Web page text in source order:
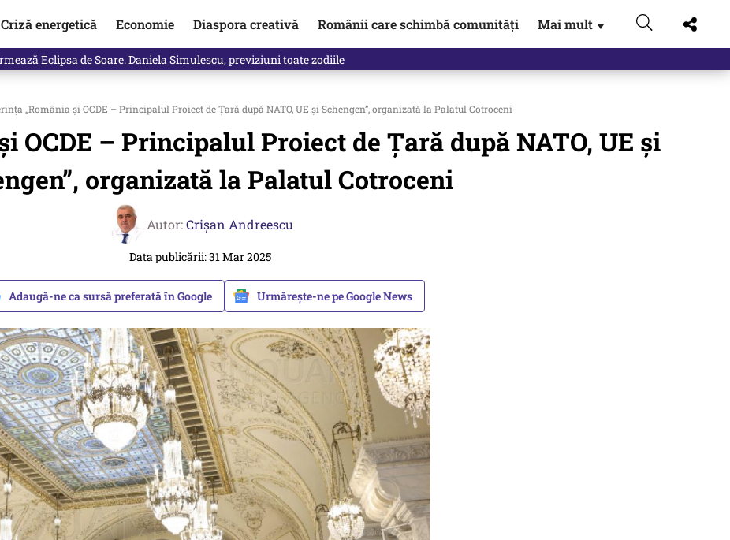
Criză energetică Economie Diaspora creativă Românii care schimbă comunități Mai mult ▼
ar fi atacat cu bâte și topoare o ambulanță în județul Cluj. Mascații au…
„România și OCDE – Principalul Proiect de Țară după NATO, UE și Schengen”, organizată la Palatul Cotroceni
OCDE – Principalul Proiect de Țară după NATO, UE și
organizată la Palatul Cotroceni
Autor:Crişan Andreescu
Data publicării: 31 Mar 2025
Adaugă-ne ca sursă preferată în Google Urmărește-ne pe Google News